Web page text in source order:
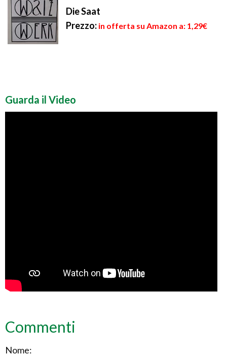
Die Saat
Prezzo: in offerta su Amazon a: 1,29€
Guarda il Video
Commenti
Nome: